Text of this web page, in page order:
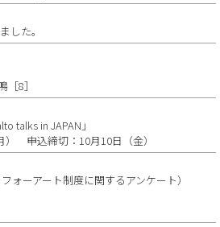
した。
8］
talks in JAPAN」
） 申込締切：10月10日（金）
ォーアート制度に関するアンケート）